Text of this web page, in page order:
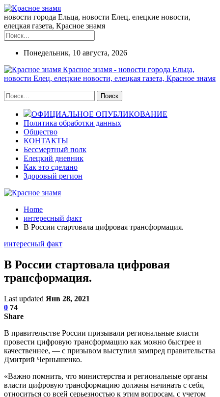
новости города Ельца, новости Елец, елецкие новости,
елецкая газета, Красное знамя
Понедельник, 10 августа, 2026
Красное знамя - новости города Ельца,
новости Елец, елецкие новости, елецкая газета, Красное знамя
ОФИЦИАЛЬНОЕ ОПУБЛИКОВАНИЕ
Политика обработки данных
Общество
КОНТАКТЫ
Бессмертный полк
Елецкий дневник
Как это сделано
Здоровый регион
Home
интересный факт
В России стартовала цифровая трансформация.
интересный факт
В России стартовала цифровая
трансформация.
Last updated Янв 28, 2021
0 74
Share
В правительстве России призывали региональные власти
провести цифровую трансформацию как можно быстрее и
качественнее, — с призывом выступил зампред правительства
Дмитрий Чернышенко.
«Важно помнить, что министерства и региональные органы
власти цифровую трансформацию должны начинать с себя,
относиться со всей серьезностью к этим вопросам, с учетом